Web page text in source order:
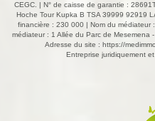
CEGC. | N° de caisse de garantie :
Hoche Tour Kupka B TSA 39999 92919
financière : 230 000 | Nom du médiateur
médiateur : 1 Allée du Parc de Mesemena
Adresse du site : https://
Entreprise juridiquement